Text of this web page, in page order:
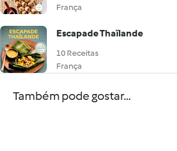
França
Escapade Thaïlande
10 Receitas
França
Também pode gostar...